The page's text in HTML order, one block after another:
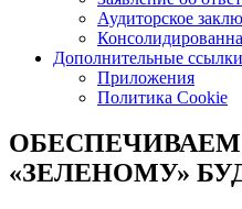
Аудиторское
Дополнительные ссылки
Приложения
Политика Cookie
«ЗЕЛЕНОМУ»